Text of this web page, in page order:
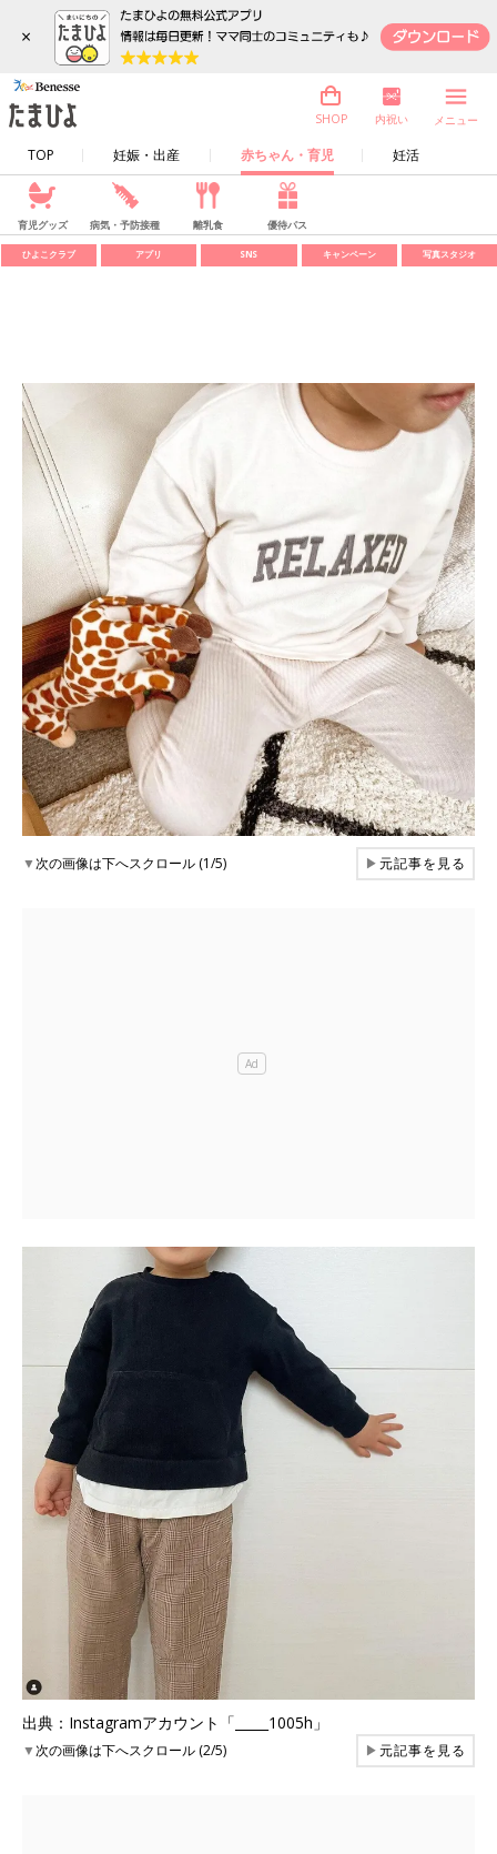
×
TOP 妊娠・出産 赤ちゃん・育児 妊活
SHOP 内祝い メニュー
育児グッズ 病気・予防接種 離乳食 優待パス
ひよこクラブ アプリ SNS キャンペーン 写真スタジオ
▼次の画像は下へスクロール (1/5) ▶元記事を見る
出典：Instagramアカウント「_____1005h」
▼次の画像は下へスクロール (2/5) ▶元記事を見る